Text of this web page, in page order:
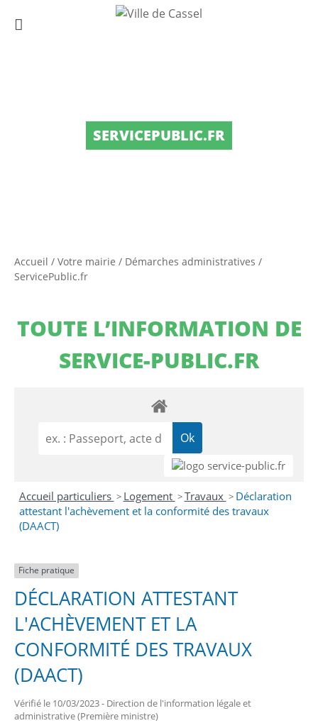
SERVICEPUBLIC.FR
Accueil / Votre mairie / Démarches administratives /
ServicePublic.fr
TOUTE L’INFORMATION DE
SERVICE-PUBLIC.FR
Accueil particuliers > Logement >Travaux > Déclaration
attestant l'achèvement et la conformité des travaux
(DAACT)
Fiche pratique
DÉCLARATION ATTESTANT
L'ACHÈVEMENT ET LA
CONFORMITÉ DES TRAVAUX
(DAACT)
Vérifié le 10/03/2023 - Direction de l'information légale et
administrative (Première ministre)